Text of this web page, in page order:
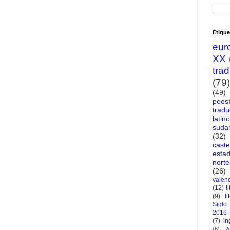
XX
(79)
(49)
(32)
(26)
(12)
(9)
Siglo
2016
(7)